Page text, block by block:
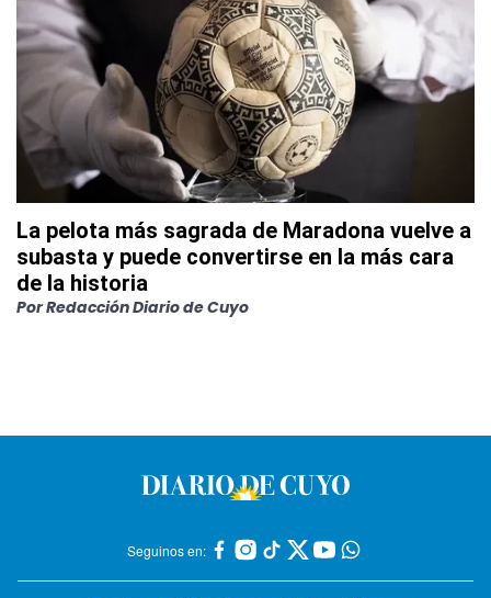
La pelota más sagrada de Maradona vuelve a
subasta y puede convertirse en la más cara
de la historia
PorRedacción Diario de Cuyo
Seguinos en: